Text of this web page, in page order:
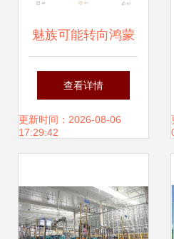
魅族可能转向鸿蒙
系统 市场风声与开
发者的视角
查看详情
更新时间：2026-08-06
17:29:42